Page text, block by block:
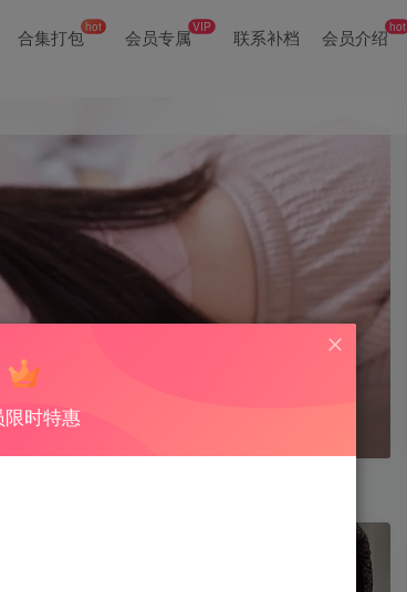
合集打包hot 会员专属VIP 联系补档 会员介绍hot
充满着欢乐和快乐，吸引了无数粉丝的关注和喜
限时特惠